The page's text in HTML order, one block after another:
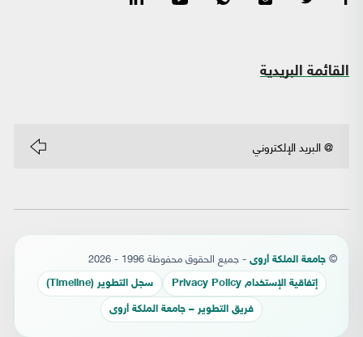
القائمة البريدية
© جامعة الملكة أروى - جميع الحقوق محفوظة 1996 - 2026
إتفاقية الإستخدام Privacy Policy سجل التطوير (Timeline)
فريق التطوير – جامعة الملكة أروى